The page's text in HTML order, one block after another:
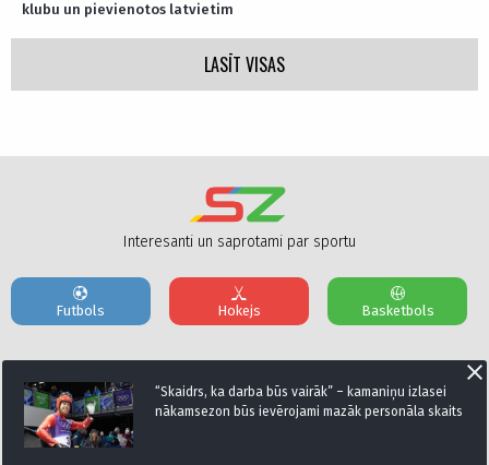
klubu un pievienotos latvietim
LASĪT VISAS
“Skaidrs, ka darba būs vairāk” – kamaniņu izlasei
nākamsezon būs ievērojami mazāk personāla skaits
Interesanti un saprotami par sportu
Futbols Hokejs Basketbols
Par mums Reklāmas Parametri Kontakti
Seko mums: